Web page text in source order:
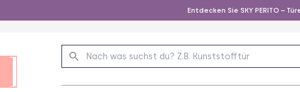
Entdecken Sie SKY PERITO –